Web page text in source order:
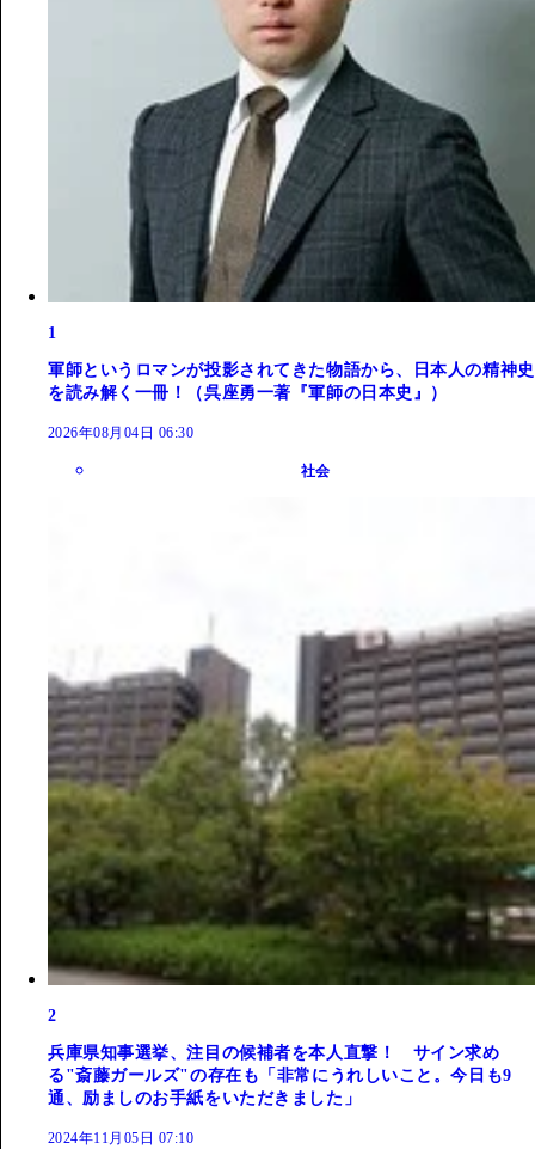
1
軍師というロマンが投影されてきた物語から、日本人の精神史
を読み解く一冊！（呉座勇一著『軍師の日本史』）
2026年08月04日 06:30
社会
2
兵庫県知事選挙、注目の候補者を本人直撃！ サイン求め
る"斎藤ガールズ"の存在も「非常にうれしいこと。今日も9
通、励ましのお手紙をいただきました」
2024年11月05日 07:10